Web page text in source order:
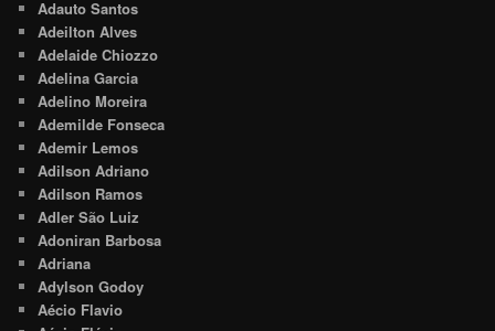
Adauto Santos
Adeilton Alves
Adelaide Chiozzo
Adelina Garcia
Adelino Moreira
Ademilde Fonseca
Ademir Lemos
Adilson Adriano
Adilson Ramos
Adler São Luiz
Adoniran Barbosa
Adriana
Adylson Godoy
Aécio Flavio